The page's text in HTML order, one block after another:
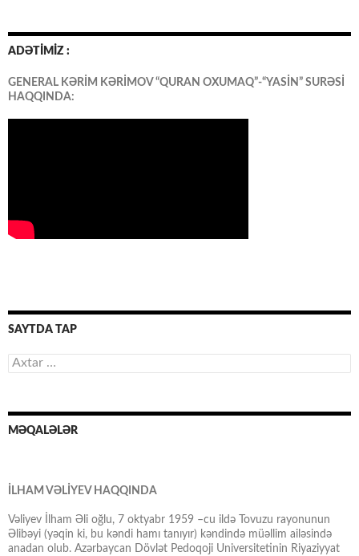
ADƏTİMİZ :
GENERAL KƏRİM KƏRİMOV “QURAN OXUMAQ”-“YASİN” SURƏSİ
HAQQINDA:
SAYTDA TAP
Axtarış:
MƏQALƏLƏR
İLHAM VƏLİYEV HAQQINDA
Vəliyev İlham Əli oğlu, 7 oktyabr 1959 –cu ildə Tovuzu rayonunun
Əlibəyi (yəqin ki, bu kəndi hamı tanıyır) kəndində müəllim ailəsində
anadan olub. Azərbaycan Dövlət Pedoqoji Universitetinin Riyaziyyat